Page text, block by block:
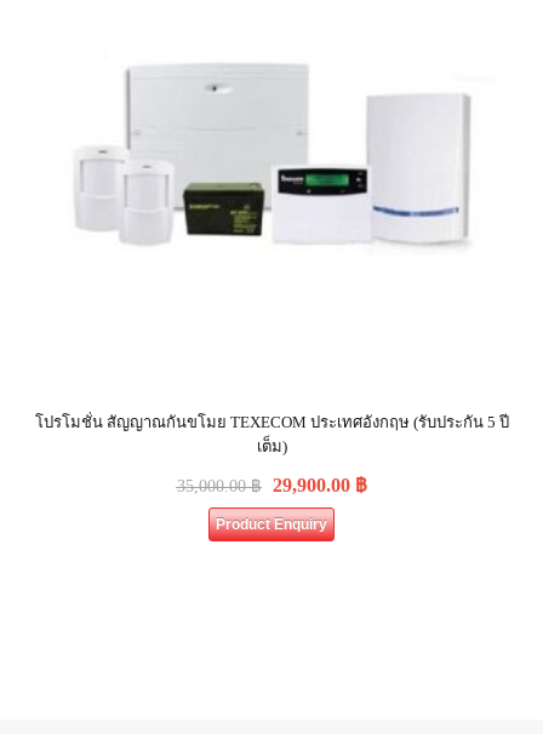
โปรโมชั่น สัญญาณกันขโมย TEXECOM ประเทศอังกฤษ (รับประกัน 5 ปี
เต็ม)
35,000.00฿ 29,900.00 ฿
Product Enquiry